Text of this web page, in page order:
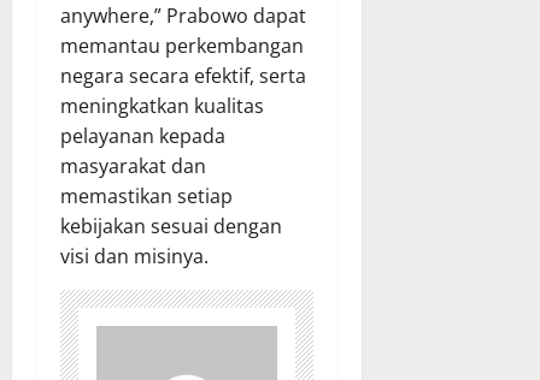
anywhere,” Prabowo dapat
memantau perkembangan
negara secara efektif, serta
meningkatkan kualitas
pelayanan kepada
masyarakat dan
memastikan setiap
kebijakan sesuai dengan
visi dan misinya.